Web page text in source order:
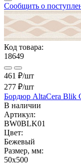
Сообщить о
Код товара:
18649
461 ₽/шт
277 ₽/шт
Бордюр AltaCera Blik
В наличии
Артикул:
BW0BLK01
Цвет:
Бежевый
Размер, мм:
50x500